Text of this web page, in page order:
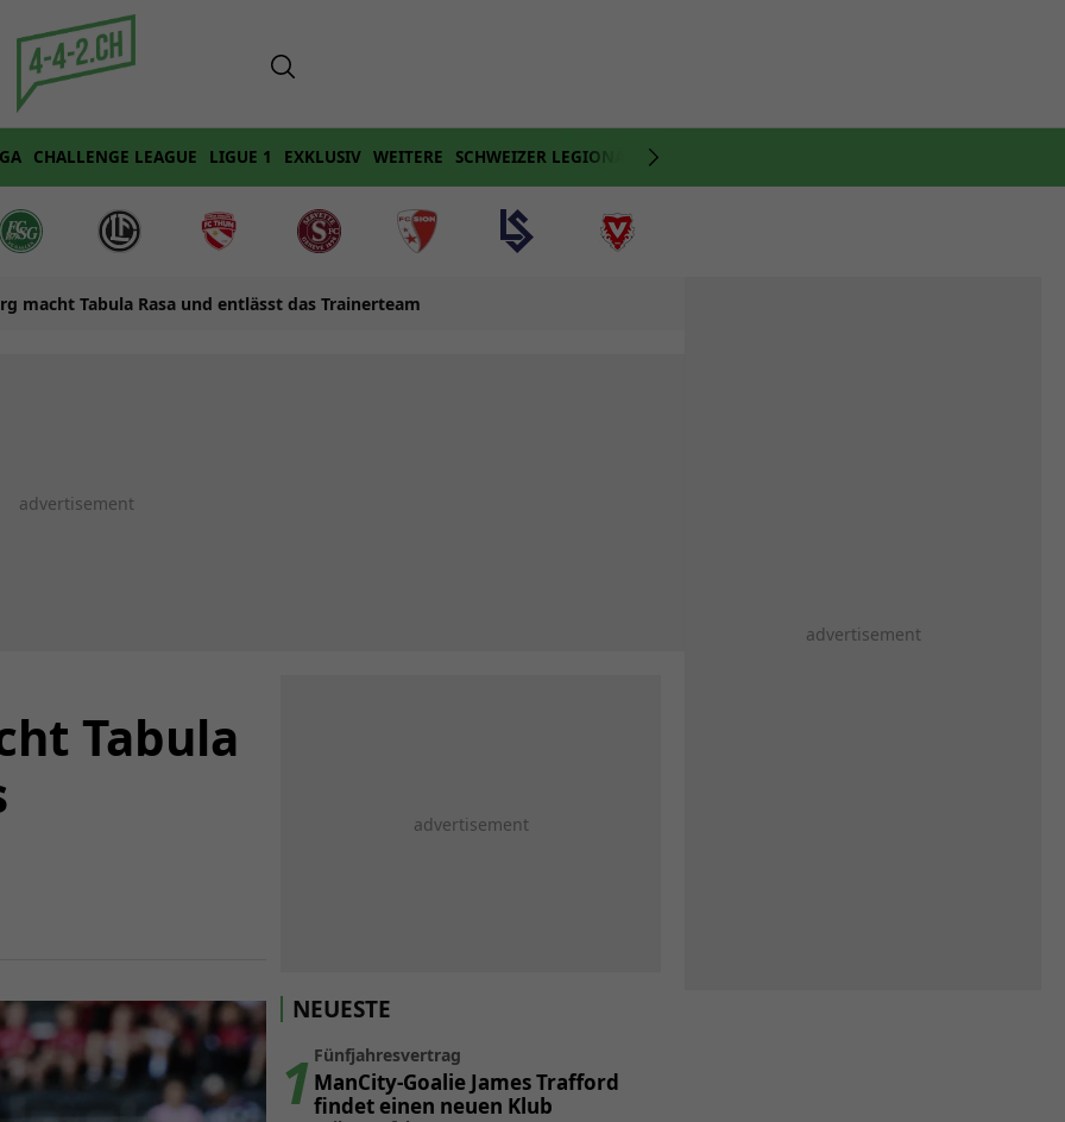
CHALLENGE LEAGUE LIGUE 1 EXKLUSIV WEITERE SCHWEIZER LEGIONÄRE NATI
macht Tabula Rasa und entlässt das Trainerteam
Tabula
NEUESTE
1 Fünfjahresvertrag
ManCity-Goalie James Trafford
findet einen neuen Klub